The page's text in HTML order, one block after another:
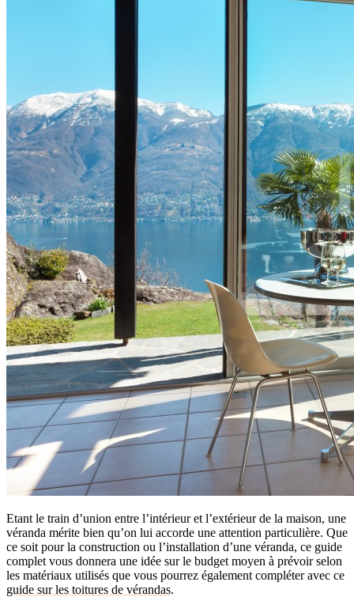
Etant le train d’union entre l’intérieur et l’extérieur de la maison, une
véranda mérite bien qu’on lui accorde une attention particulière. Que
ce soit pour la construction ou l’installation d’une véranda, ce guide
complet vous donnera une idée sur le budget moyen à prévoir selon
les matériaux utilisés que vous pourrez également compléter avec ce
guide sur les toitures de vérandas.